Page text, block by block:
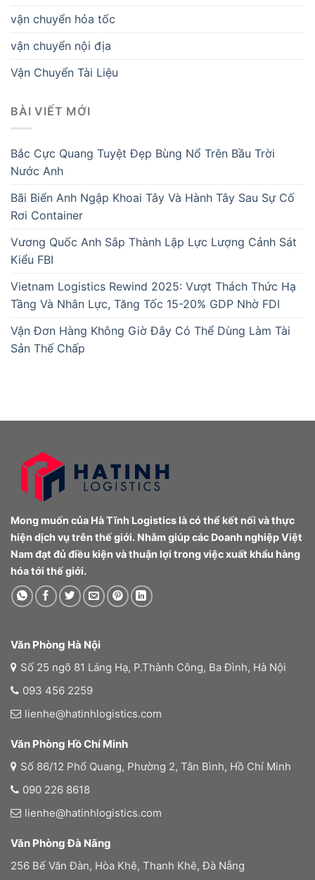
vận chuyển hỏa tốc
vận chuyển nội địa
Vận Chuyển Tài Liệu
BÀI VIẾT MỚI
Bắc Cực Quang Tuyệt Đẹp Bùng Nổ Trên Bầu Trời
Nước Anh
Bãi Biển Anh Ngập Khoai Tây Và Hành Tây Sau Sự Cố
Rơi Container
Vương Quốc Anh Sắp Thành Lập Lực Lượng Cảnh Sát
Kiểu FBI
Vietnam Logistics Rewind 2025: Vượt Thách Thức Hạ
Tầng Và Nhân Lực, Tăng Tốc 15-20% GDP Nhờ FDI
Vận Đơn Hàng Không Giờ Đây Có Thể Dùng Làm Tài
Sản Thế Chấp
Mong muốn của Hà Tĩnh Logistics là có thể kết nối và thực
hiện dịch vụ trên thế giới. Nhằm giúp các Doanh nghiệp Việt
Nam đạt đủ điều kiện và thuận lợi trong việc xuất khẩu hàng
hóa tới thế giới.
Văn Phòng Hà Nội
Số 25 ngõ 81 Láng Hạ, P.Thành Công, Ba Đình, Hà Nội
093 456 2259
lienhe@hatinhlogistics.com
Văn Phòng Hồ Chí Minh
Số 86/12 Phổ Quang, Phường 2, Tân Bình, Hồ Chí Minh
090 226 8618
lienhe@hatinhlogistics.com
Văn Phòng Đà Nãng
256 Bế Văn Đàn, Hòa Khê, Thanh Khê, Đà Nẵng